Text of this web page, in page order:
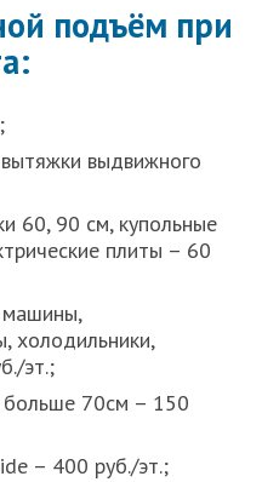
подъём при
выдвижного
60, 90 см, купольные
плиты – 60
машины,
холодильники,
эт.;
70см – 150
– 400 руб./эт.;